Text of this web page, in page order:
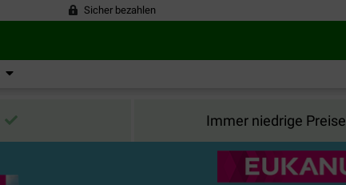
Sicher bezahlen
Immer niedrige Preise